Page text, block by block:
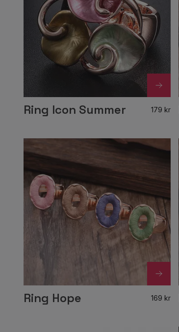
Ring Icon Summer 179 kr
Ring Hope 169 kr